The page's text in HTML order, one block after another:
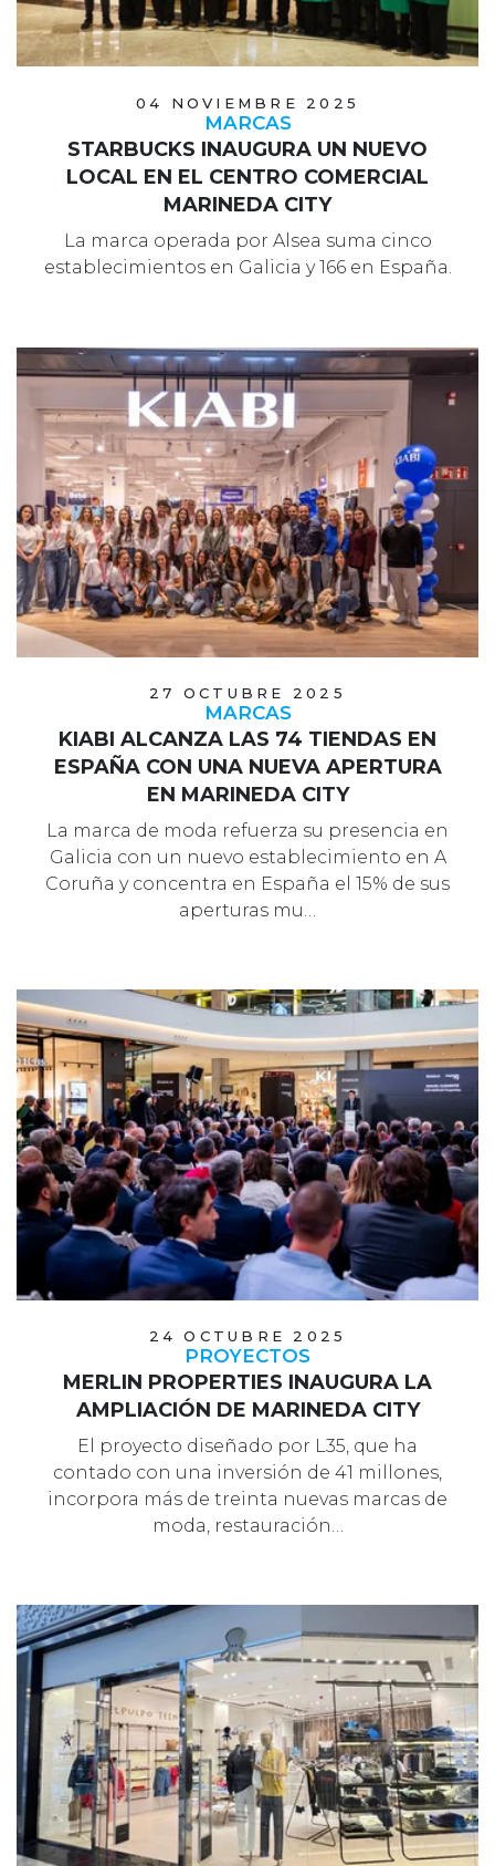
04 NOVIEMBRE 2025
MARCAS
STARBUCKS INAUGURA UN NUEVO
LOCAL EN EL CENTRO COMERCIAL
MARINEDA CITY
La marca operada por Alsea suma cinco
establecimientos en Galicia y 166 en España.
27 OCTUBRE 2025
MARCAS
KIABI ALCANZA LAS 74 TIENDAS EN
ESPAÑA CON UNA NUEVA APERTURA
EN MARINEDA CITY
La marca de moda refuerza su presencia en
Galicia con un nuevo establecimiento en A
Coruña y concentra en España el 15% de sus
aperturas mu…
24 OCTUBRE 2025
PROYECTOS
MERLIN PROPERTIES INAUGURA LA
AMPLIACIÓN DE MARINEDA CITY
El proyecto diseñado por L35, que ha
contado con una inversión de 41 millones,
incorpora más de treinta nuevas marcas de
moda, restauración…